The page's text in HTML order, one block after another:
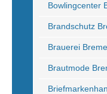
Bowlingcenter
Brandschutz
Brauerei
Brautmode